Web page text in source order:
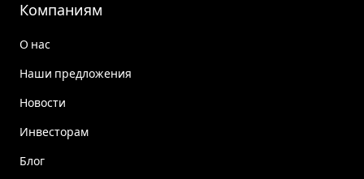
Компаниям
О нас
Наши предложения
Новости
Инвесторам
Блог